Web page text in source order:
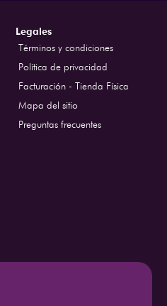
Legales
Términos y condiciones
Política de privacidad
Facturación - Tienda Física
Mapa del sitio
Preguntas frecuentes